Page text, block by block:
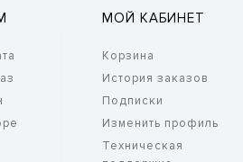
МОЙ КАБИНЕТ
Корзина
История заказов
Подписки
Изменить профиль
Техническая